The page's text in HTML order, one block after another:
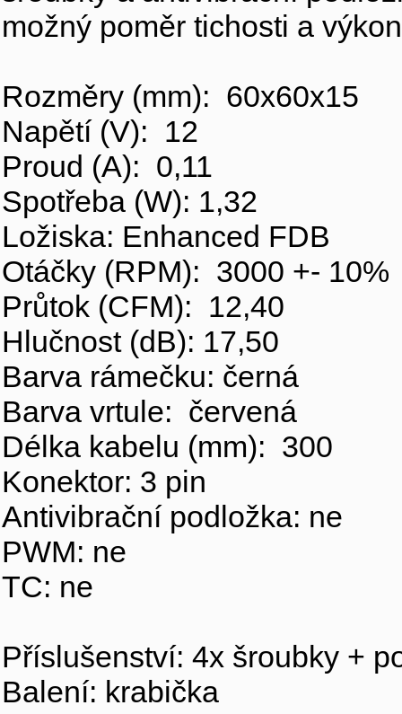
možný poměr tichosti a
Rozměry (mm): 60x60x15
Napětí (V): 12
Proud (A): 0,11
Spotřeba (W): 1,32
Ložiska: Enhanced FDB
Otáčky (RPM): 3000 +- 10%
Průtok (CFM): 12,40
Hlučnost (dB): 17,50
Barva rámečku: černá
Barva vrtule: červená
Délka kabelu (mm): 300
Konektor: 3 pin
Antivibrační podložka: ne
PWM: ne
TC: ne
Příslušenství: 4x šroubky +
Balení: krabička